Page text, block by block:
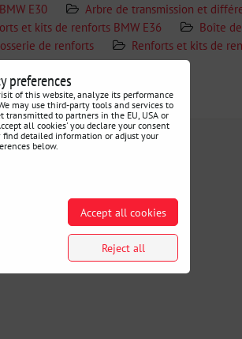
E30 Arbre de transmission et
et kits de renforts BMW E36 Boîte
de renforts Renforts et kits de
preferences
of this website, analyze its performance
may use third-party tools and services to
transmitted to partners in the EU, USA or
all cookies' you declare your consent
find detailed information or adjust your
below.
Accept all cookies
Reject all